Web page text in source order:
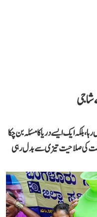
بلکہ ایک ایسے دریا کا مسئلہ بن چکا
کی صلاحیت تیزی سے بدل رہی